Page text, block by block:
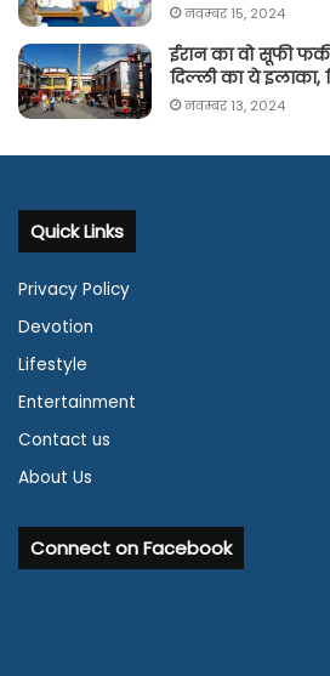
नवम्बर 15, 2024
ईरान का वो सूफी
दिल्ली का ये इलाका,
नवम्बर 13, 2024
Quick Links
Privacy Policy
Devotion
Lifestyle
Entertainment
Contact us
About Us
Connect on Facebook